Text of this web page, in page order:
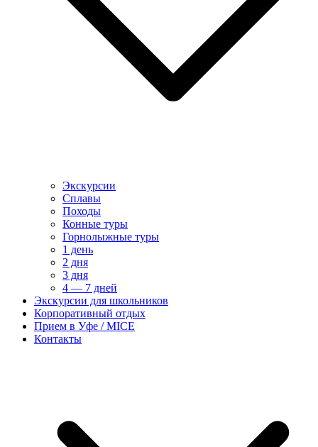
Экскурсии
Сплавы
Походы
Конные туры
Горнолыжные туры
1 день
2 дня
3 дня
4 — 7 дней
Экскурсии для школьников
Корпоративный отдых
Прием в Уфе / MICE
Контакты